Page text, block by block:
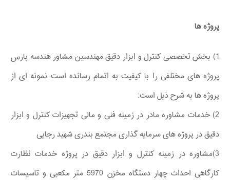
پروژه ها
1) بخش تخصصی کنترل و ابزار دقیق مهندسین مشاور هندسه پارس
پروژه های مختلفی را با کیفیت به اتمام رسانده است نمونه ای از
پروژه ها به شرح ذیل است:
2) خدمات مشاوره مادر در زمینه فنی و مالی تجهیزات کنترل و ابزار
دقیق در پروژه های سرمایه گذاری مجتمع بندری شهید رجایی
3)مشاوره در زمینه کنترل و ابزار دقیق در پروژه خدمات نظارت
کارگاهی احداث چهار دستگاه مخزن 5970 متر مکعبی و تاسیسات